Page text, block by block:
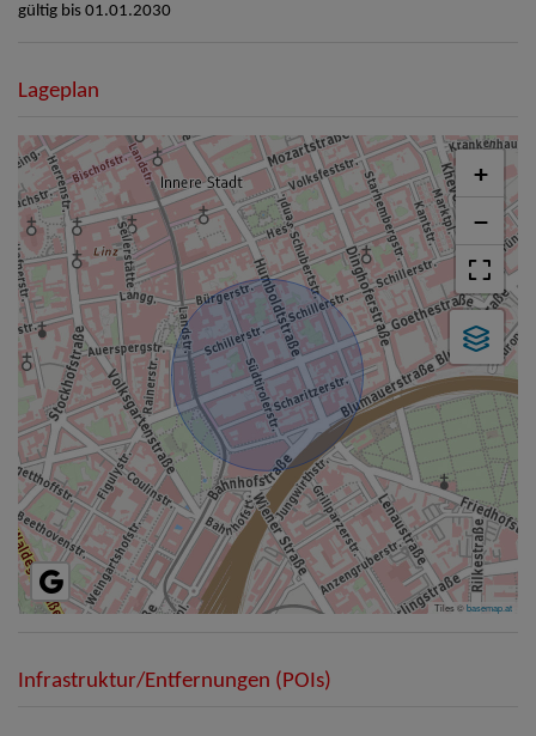
gültig bis 01.01.2030
Lageplan
+
−
Tiles ©basemap.at
Infrastruktur/Entfernungen (POIs)